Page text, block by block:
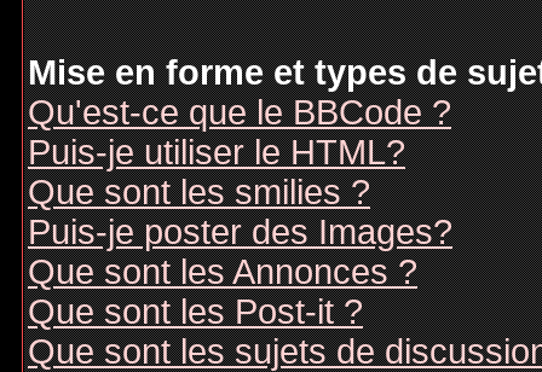
Mise en forme et types de
Qu'est-ce que le BBCode ?
Puis-je utiliser le HTML?
Que sont les smilies ?
Puis-je poster des Images?
Que sont les Annonces ?
Que sont les Post-it ?
Que sont les sujets de